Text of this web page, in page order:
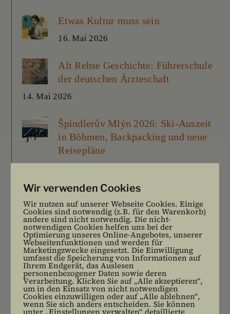
Etwas Kultur muss sein
16. Mai 2026
Alt Rehse Geschichte: Führerschule
der deutschen Ärzteschaft
14. Mai 2026
Špindlerův Mlýn 2026: Ski-Auszeit
in Böhmen, Backpacking und neue
Reisepläne
Die Stille der Maschinen – Lost
Place Kraftwerk Vogelsang
21. Dezember 2025
KATEGORIEN
Bulliausbau
Wir verwenden Cookies
Wir nutzen auf unserer Webseite Cookies. Einige
Cookies sind notwendig (z.B. für den Warenkorb)
andere sind nicht notwendig. Die nicht-
notwendigen Cookies helfen uns bei der
Optimierung unseres Online-Angebotes, unserer
Webseitenfunktionen und werden für
Marketingzwecke eingesetzt. Die Einwilligung
umfasst die Speicherung von Informationen auf
Ihrem Endgerät, das Auslesen
personenbezogener Daten sowie deren
Verarbeitung. Klicken Sie auf „Alle akzeptieren“,
um in den Einsatz von nicht notwendigen
Cookies einzuwilligen oder auf „Alle ablehnen“,
wenn Sie sich anders entscheiden. Sie können
unter „Einstellungen verwalten“ detaillierte